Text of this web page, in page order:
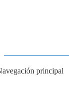
principal